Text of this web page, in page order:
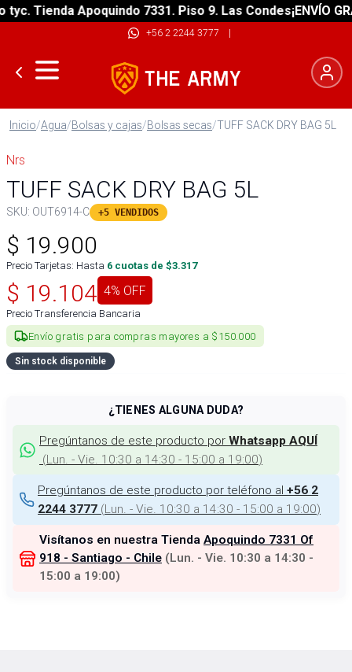
Tienda Apoquindo 7331. Piso 9. Las Condes¡ENVÍO
+56 2 2244 3777 |
Inicio/Agua/Bolsas y cajas/Bolsas secas/TUFF SACK DRY BAG 5L
Nrs
TUFF SACK DRY BAG 5L
SKU: OUT6914-C +5 VENDIDOS
$ 19.900
Precio Tarjetas: Hasta 6 cuotas de $3.317
$ 19.104 4% OFF
Precio Transferencia Bancaria
Envío gratis para compras mayores a $150.000
Sin stock disponible
¿TIENES ALGUNA DUDA?
Pregúntanos de este producto por Whatsapp AQUÍ
(Lun. - Vie. 10:30 a 14:30 - 15:00 a 19:00)
Pregúntanos de este producto por teléfono al +56 2
2244 3777 (Lun. - Vie. 10:30 a 14:30 - 15:00 a 19:00)
Visítanos en nuestra Tienda Apoquindo 7331 Of
918 - Santiago - Chile (Lun. - Vie. 10:30 a 14:30 -
15:00 a 19:00)